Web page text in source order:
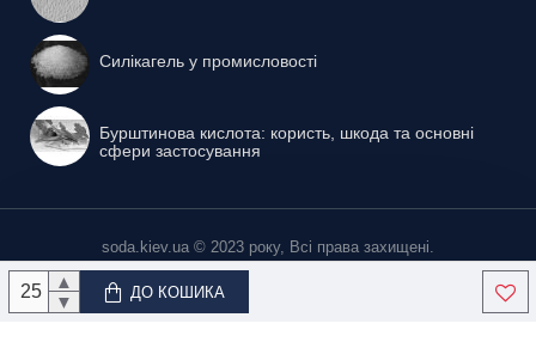
▲
▼
ДО КОШИКА
Силікагель у промисловості
Бурштинова кислота: користь, шкода та основні
сфери застосування
soda.kiev.ua © 2023 року, Всі права захищені.